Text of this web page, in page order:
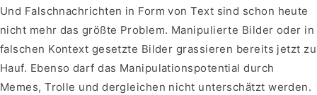
Und Falschnachrichten in Form von Text sind schon heute
nicht mehr das größte Problem. Manipulierte Bilder oder in
falschen Kontext gesetzte Bilder grassieren bereits jetzt zu
Hauf. Ebenso darf das Manipulationspotential durch
Memes, Trolle und dergleichen nicht unterschätzt werden.